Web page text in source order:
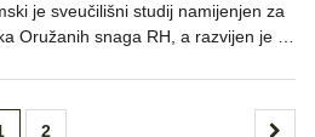
je sveučilišni studij namijenjen za
Oružanih snaga RH, a razvijen je …
2